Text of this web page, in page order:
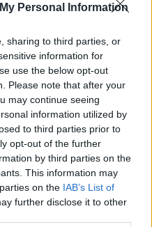
Personal Information
sharing to third parties, or
information for
use the below opt-out
Please note that after your
may continue seeing
information utilized by
to third parties prior to
opt-out of the further
by third parties on the
This information may
on the IAB’s List of
further disclose it to other
bővítik
szakasz indult be a